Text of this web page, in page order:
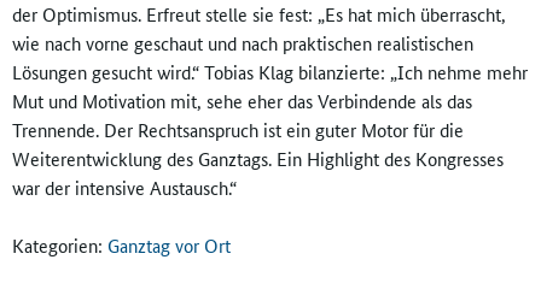
der Optimismus. Erfreut stelle sie fest: „Es hat mich überrascht,
wie nach vorne geschaut und nach praktischen realistischen
Lösungen gesucht wird.“ Tobias Klag bilanzierte: „Ich nehme mehr
Mut und Motivation mit, sehe eher das Verbindende als das
Trennende. Der Rechtsanspruch ist ein guter Motor für die
Weiterentwicklung des Ganztags. Ein Highlight des Kongresses
war der intensive Austausch.“
Kategorien: Ganztag vor Ort